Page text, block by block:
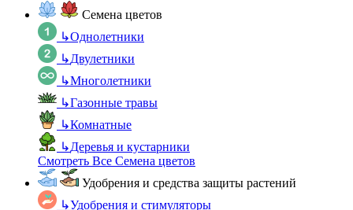
Семена цветов
↳Однолетники
↳Двулетники
↳Многолетники
↳Газонные травы
↳Комнатные
↳Деревья и кустарники
Смотреть Все Семена цветов
Удобрения и средства защиты растений
↳Удобрения и стимуляторы